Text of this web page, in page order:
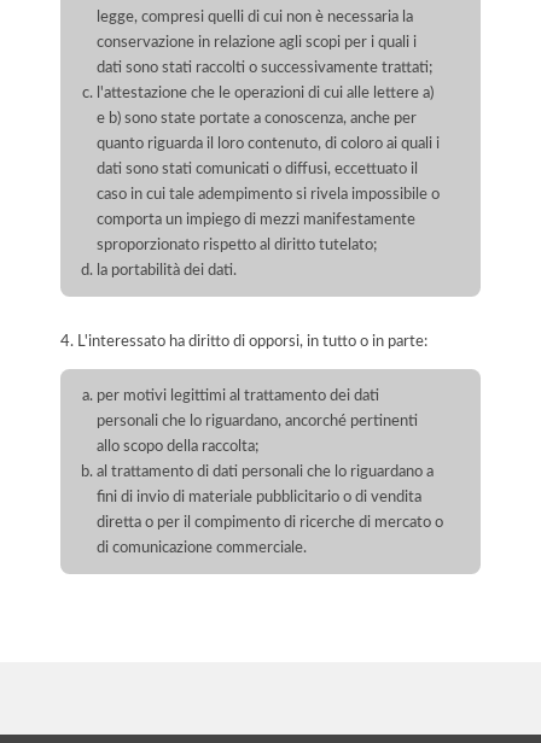
legge, compresi quelli di cui non è necessaria la
conservazione in relazione agli scopi per i quali i
dati sono stati raccolti o successivamente trattati;
l'attestazione che le operazioni di cui alle lettere a)
e b) sono state portate a conoscenza, anche per
quanto riguarda il loro contenuto, di coloro ai quali i
dati sono stati comunicati o diffusi, eccettuato il
caso in cui tale adempimento si rivela impossibile o
comporta un impiego di mezzi manifestamente
sproporzionato rispetto al diritto tutelato;
la portabilità dei dati.
4. L'interessato ha diritto di opporsi, in tutto o in parte:
per motivi legittimi al trattamento dei dati
personali che lo riguardano, ancorché pertinenti
allo scopo della raccolta;
al trattamento di dati personali che lo riguardano a
fini di invio di materiale pubblicitario o di vendita
diretta o per il compimento di ricerche di mercato o
di comunicazione commerciale.